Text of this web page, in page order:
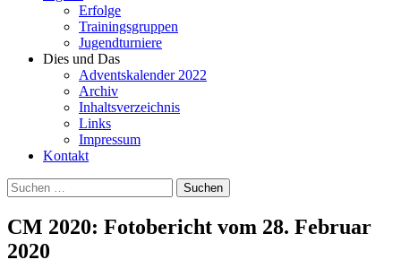
Erfolge
Trainingsgruppen
Jugendturniere
Dies und Das
Adventskalender 2022
Archiv
Inhaltsverzeichnis
Links
Impressum
Kontakt
Suchen
nach:
CM 2020: Fotobericht vom 28. Februar
2020